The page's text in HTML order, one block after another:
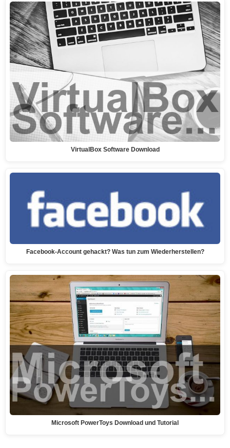
VirtualBox Software Download
Facebook-Account gehackt? Was tun zum Wiederherstellen?
Microsoft PowerToys Download und Tutorial